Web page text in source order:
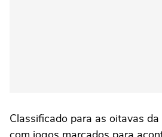
Classificado para as oitavas da